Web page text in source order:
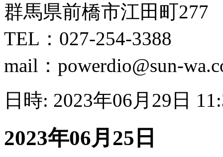
群馬県前橋市江田町277
TEL：027-254-3388
mail：powerdio@sun-
日時: 2023年06月29日
2023年06月25日